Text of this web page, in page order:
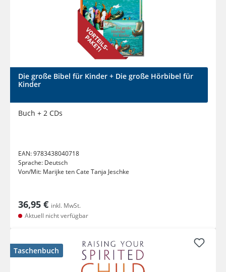
Die große Bibel für Kinder + Die große Hörbibel für
Kinder
Buch + 2 CDs
EAN:9783438040718
Sprache: Deutsch
Von/Mit: Marijke ten Cate Tanja Jeschke
36,95 € inkl. MwSt.
Aktuell nicht verfügbar
Taschenbuch